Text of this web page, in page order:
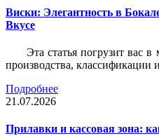
Виски: Элегантность в
Вкусе
Эта статья погрузит вас
производства, классификации
Подробнее
21.07.2026
Прилавки и кассовая зона: